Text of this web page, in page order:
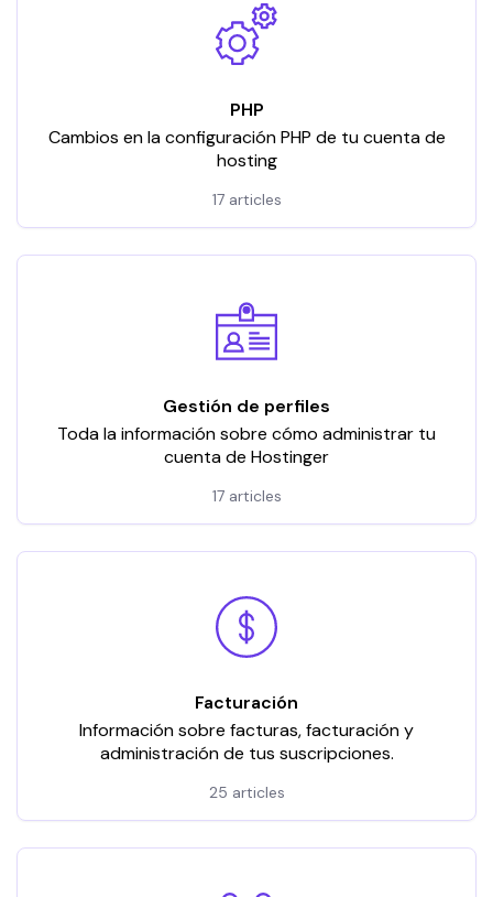
PHP
Cambios en la configuración PHP de tu cuenta de
hosting
17 articles
Gestión de perfiles
Toda la información sobre cómo administrar tu
cuenta de Hostinger
17 articles
Facturación
Información sobre facturas, facturación y
administración de tus suscripciones.
25 articles